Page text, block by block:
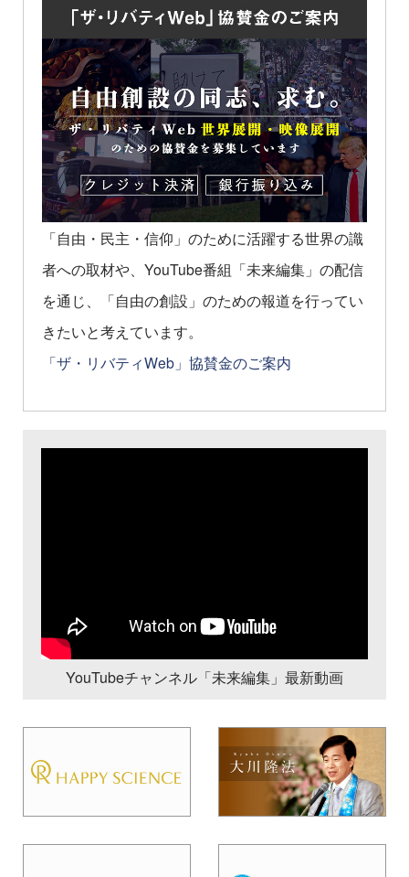
「自由・民主・信仰」のために活躍する世界の識
者への取材や、YouTube番組「未来編集」の配信
を通じ、「自由の創設」のための報道を行ってい
きたいと考えています。
「ザ・リバティWeb」協賛金のご案内
YouTubeチャンネル「未来編集」最新動画